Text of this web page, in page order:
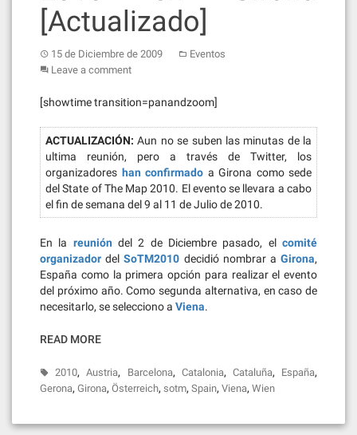
[Actualizado]
15 de Diciembre de 2009
Eventos
Leave a comment
[showtime transition=panandzoom]
ACTUALIZACIÓN: Aun no se suben las minutas de la
ultima reunión, pero a través de Twitter, los
organizadores han confirmado a Girona como sede
del State of The Map 2010. El evento se llevara a cabo
el fin de semana del 9 al 11 de Julio de 2010.
En la reunión del 2 de Diciembre pasado, elcomité
organizador delSoTM2010 decidió nombrar aGirona,
España como la primera opción para realizar el evento
del próximo año. Como segunda alternativa, en caso de
necesitarlo, se selecciono a Viena.
READ MORE
2010,Austria, Barcelona, Catalonia, Cataluña, España,
Gerona, Girona, Österreich, sotm, Spain, Viena, Wien